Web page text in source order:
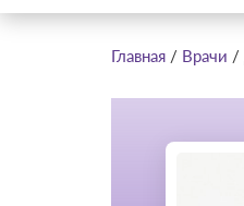
Главная Врачи